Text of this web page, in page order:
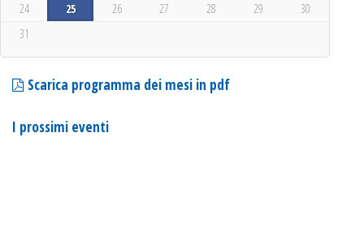
24
25 26 27 28 29
30
31
Scarica programma dei mesi in pdf
I prossimi eventi